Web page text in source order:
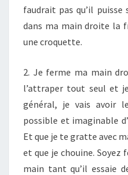
faudrait pas qu’il puisse
dans ma main droite la
une croquette.
2. Je ferme ma main
l’attraper tout seul et
général, je vais avoir
possible et imaginable
Et que je te gratte avec
et que je chouine. Soyez
main tant qu’il essaie